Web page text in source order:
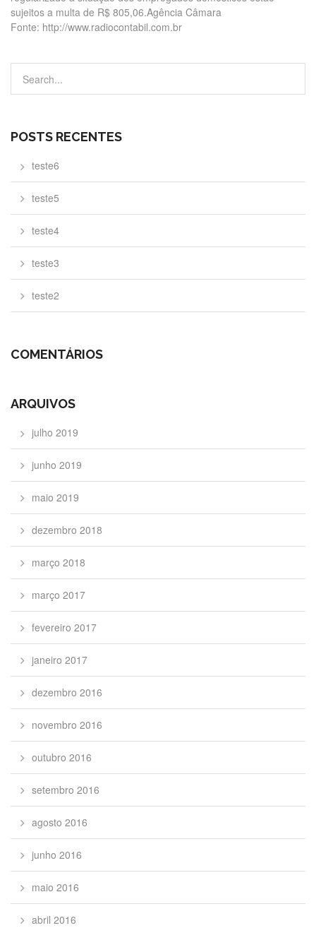
sujeitos a multa de R$ 805,06.Agência Câmara
Fonte: http://www.radiocontabil.com.br
POSTS RECENTES
teste6
teste5
teste4
teste3
teste2
COMENTÁRIOS
ARQUIVOS
julho 2019
junho 2019
maio 2019
dezembro 2018
março 2018
março 2017
fevereiro 2017
janeiro 2017
dezembro 2016
novembro 2016
outubro 2016
setembro 2016
agosto 2016
junho 2016
maio 2016
abril 2016